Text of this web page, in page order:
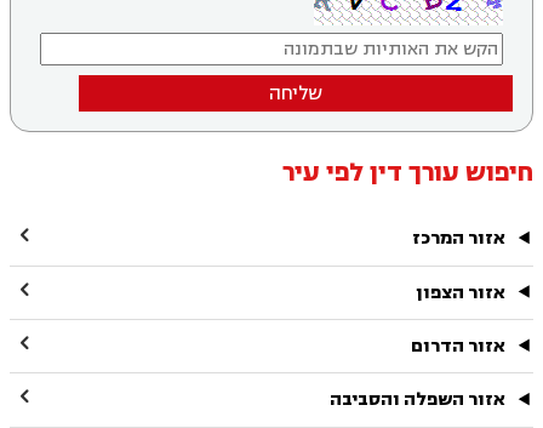
שליחה
חיפוש עורך דין לפי עיר
אזור המרכז 
אזור הצפון 
אזור הדרום 
אזור השפלה והסביבה 